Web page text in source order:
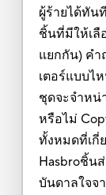
ผู้ร้ายได้ทัน
ชิ้นที่มีให้เลื
แยกกัน) คำ
เตอร์แบบไ
ชุดจะจำหน่
หรือไม่
ทั้งหมดที่เกี่
Hasbroชิ้น
บันดาลใจจ